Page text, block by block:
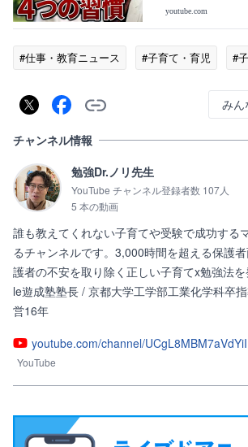
youtube.com
#仕事・教育ニュース #子育て・育児 #
みん
チャンネル情報
勉強Dr.ノリ先生
YouTube チャンネル登録者数 107人
5 本の動画
誰も教えてくれない子育てや受験で成功する
るチャンネルです。3,000時間を超える保護
護者の不安を取り除く正しい子育てx勉強法
le遊成塾塾長 / 京都大学工学部工業化学科卒
営16年
youtube.com/channel/
YouTube